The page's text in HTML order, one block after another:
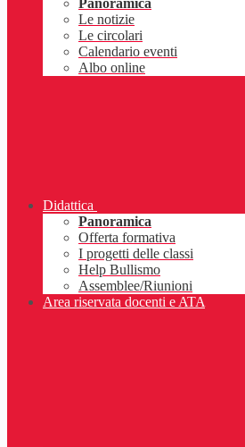
Panoramica
Le notizie
Le circolari
Calendario eventi
Albo online
Didattica
Panoramica
Offerta formativa
I progetti delle classi
Help Bullismo
Assemblee/Riunioni
Area riservata docenti e ATA